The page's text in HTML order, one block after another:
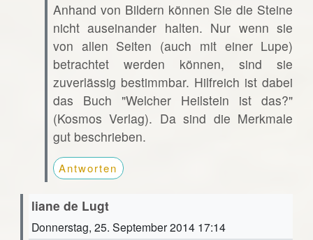
Anhand von Bildern können Sie die Steine
nicht auseinander halten. Nur wenn sie
von allen Seiten (auch mit einer Lupe)
betrachtet werden können, sind sie
zuverlässig bestimmbar. Hilfreich ist dabei
das Buch "Welcher Heilstein ist das?"
(Kosmos Verlag). Da sind die Merkmale
gut beschrieben.
Antworten
liane de Lugt
Donnerstag, 25. September 2014 17:14